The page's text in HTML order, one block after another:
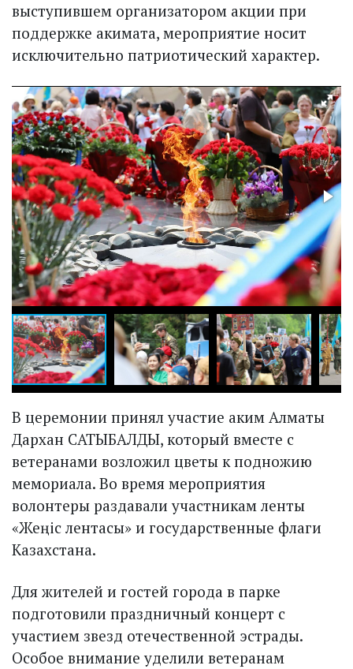
выступившем организатором акции при
поддержке акимата, мероприятие носит
исключительно патриотический характер.
​В церемонии принял участие аким Алматы
Дархан САТЫБАЛДЫ, который вместе с
ветеранами возложил цветы к подножию
мемориала. Во время мероприятия
волонтеры раздавали участникам ленты
«Жеңіс лентасы» и государственные флаги
Казахстана.
​Для жителей и гостей города в парке
подготовили праздничный концерт с
участием звезд отечественной эстрады.
Особое внимание уделили ветеранам